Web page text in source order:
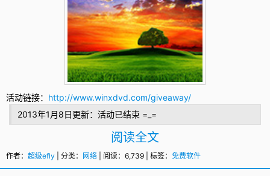
活动链接： http://www.winxdvd.com/giveaway/
2013年1月8日更新：活动已结束 =_=
阅读全文
作者： 超级efly | 分类： 网络 | 阅读：6,739 | 标签： 免费软件